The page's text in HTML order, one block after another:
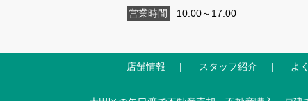
営業時間 10:00～17:00
店舗情報 スタッフ紹介 よ